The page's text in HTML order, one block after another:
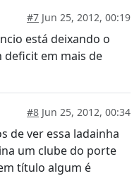
#7 Jun 25, 2012, 00:19
está deixando o
deficit em mais de
#8 Jun 25, 2012, 00:34
de ver essa ladainha
um clube do porte
título algum é